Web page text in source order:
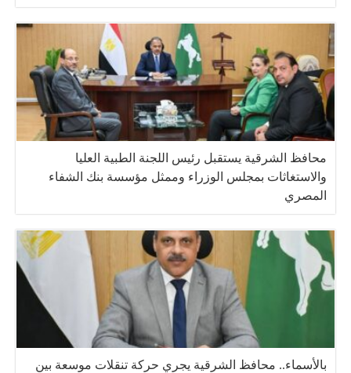
محافظ الشرقية يستقبل رئيس اللجنة الطبية العليا
والاستغاثات بمجلس الوزراء وممثل مؤسسة بنك الشفاء
المصري
بالأسماء.. محافظ الشرقية يجري حركة تنقلات موسعة بين